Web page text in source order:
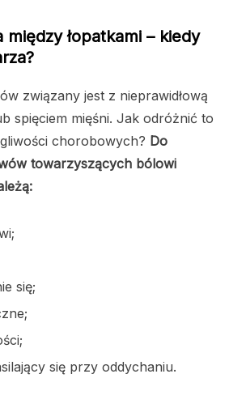
między łopatkami – kiedy
związany jest z nieprawidłową
spięciem mięśni. Jak odróżnić to
chorobowych? Do
towarzyszących bólowi
się;
się przy oddychaniu.